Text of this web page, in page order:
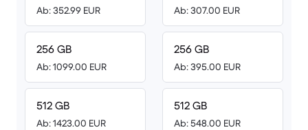
Ab: 352.99 EUR
256 GB
Ab: 1099.00 EUR
512 GB
Ab: 1423.00 EUR
Ab: 307.00 EUR
256 GB
Ab: 395.00 EUR
512 GB
Ab: 548.00 EUR